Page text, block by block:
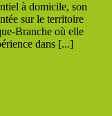
à domicile, son
sur le territoire
Branche où elle
dans [...]